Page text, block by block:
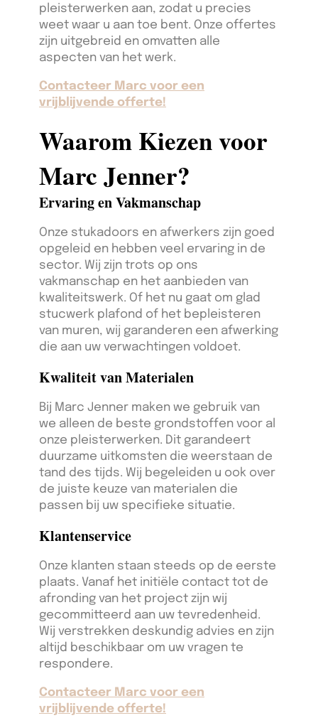
pleisterwerken aan, zodat u precies
weet waar u aan toe bent. Onze offertes
zijn uitgebreid en omvatten alle
aspecten van het werk.
Contacteer Marc voor een
vrijblijvende offerte!
Waarom Kiezen voor
Marc Jenner?
Ervaring en Vakmanschap
Onze stukadoors en afwerkers zijn goed
opgeleid en hebben veel ervaring in de
sector. Wij zijn trots op ons
vakmanschap en het aanbieden van
kwaliteitswerk. Of het nu gaat om glad
stucwerk plafond of het bepleisteren
van muren, wij garanderen een afwerking
die aan uw verwachtingen voldoet.
Kwaliteit van Materialen
Bij Marc Jenner maken we gebruik van
we alleen de beste grondstoffen voor al
onze pleisterwerken. Dit garandeert
duurzame uitkomsten die weerstaan de
tand des tijds. Wij begeleiden u ook over
de juiste keuze van materialen die
passen bij uw specifieke situatie.
Klantenservice
Onze klanten staan steeds op de eerste
plaats. Vanaf het initiële contact tot de
afronding van het project zijn wij
gecommitteerd aan uw tevredenheid.
Wij verstrekken deskundig advies en zijn
altijd beschikbaar om uw vragen te
respondere.
Contacteer Marc voor een
vrijblijvende offerte!